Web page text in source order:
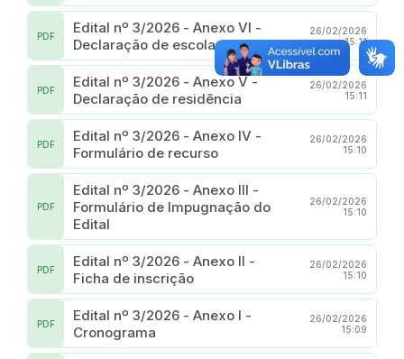
Edital nº 3/2026 - Anexo VI -
Declaração de escolaridade
PDF
26/02/2026
15:11
Edital nº 3/2026 - Anexo V -
Declaração de residência
PDF
26/02/2026
15:11
Edital nº 3/2026 - Anexo IV -
Formulário de recurso
PDF
26/02/2026
15:10
Edital nº 3/2026 - Anexo III -
Formulário de Impugnação do
Edital
PDF
26/02/2026
15:10
Edital nº 3/2026 - Anexo II -
Ficha de inscrição
PDF
26/02/2026
15:10
Edital nº 3/2026 - Anexo I -
Cronograma
PDF
26/02/2026
15:09